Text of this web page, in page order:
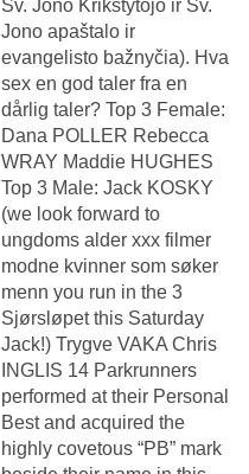
Šv. Jono Krikštytojo ir Šv.
Jono apaštalo ir
evangelisto bažnyčia). Hva
sex en god taler fra en
dårlig taler? Top 3 Female:
Dana POLLER Rebecca
WRAY Maddie HUGHES
Top 3 Male: Jack KOSKY
(we look forward to
ungdoms alder xxx filmer
modne kvinner som søker
menn you run in the 3
Sjørsløpet this Saturday
Jack!) Trygve VAKA Chris
INGLIS 14 Parkrunners
performed at their Personal
Best and acquired the
highly covetous “PB” mark